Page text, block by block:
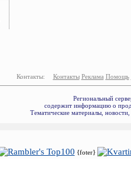
Контакты: Контакты Реклама Помощь
Региональный
содержит информацию о
Тематические материалы,
{foter}